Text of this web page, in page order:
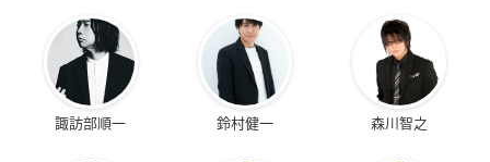
諏訪部順一 鈴村健一 森川智之